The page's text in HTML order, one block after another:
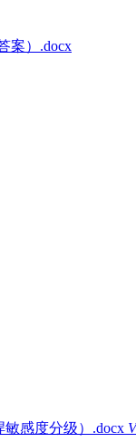
案）.docx
敏感度分级）.docx